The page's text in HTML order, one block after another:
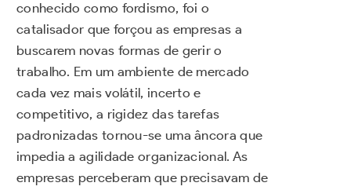
conhecido como fordismo, foi o
catalisador que forçou as empresas a
buscarem novas formas de gerir o
trabalho. Em um ambiente de mercado
cada vez mais volátil, incerto e
competitivo, a rigidez das tarefas
padronizadas tornou-se uma âncora que
impedia a agilidade organizacional. As
empresas perceberam que precisavam de